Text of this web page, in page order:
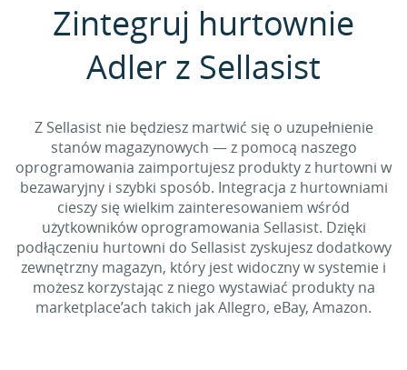
Zintegruj hurtownie
Adler z Sellasist
Z Sellasist nie będziesz martwić się o uzupełnienie
stanów magazynowych — z pomocą naszego
oprogramowania zaimportujesz produkty z hurtowni w
bezawaryjny i szybki sposób. Integracja z hurtowniami
cieszy się wielkim zainteresowaniem wśród
użytkowników oprogramowania Sellasist. Dzięki
podłączeniu hurtowni do Sellasist zyskujesz dodatkowy
zewnętrzny magazyn, który jest widoczny w systemie i
możesz korzystając z niego wystawiać produkty na
marketplace’ach takich jak Allegro, eBay, Amazon.